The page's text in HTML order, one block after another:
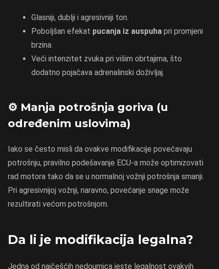
Glasniji, dublji i agresivniji ton.
Poboljšan efekat pucanja iz auspuha pri promjeni
brzina.
Veći intenzitet zvuka pri višim obrtajima, što
dodatno pojačava adrenalinski doživljaj.
⚙️ Manja potrošnja goriva (u
određenim uslovima)
Iako se često misli da ovakve modifikacije povećavaju
potrošnju, pravilno podešavanje ECU-a može optimizovati
rad motora tako da se u normalnoj vožnji potrošnja smanji.
Pri agresivnijoj vožnji, naravno, povećanje snage može
rezultirati većom potrošnjom.
Da li je modifikacija legalna?
Jedna od najčešćih nedoumica jeste legalnost ovakvih